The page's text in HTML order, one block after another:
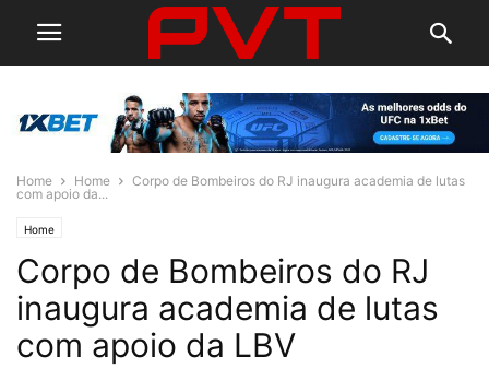
Home Home
Corpo de Bombeiros do RJ inaugura academia de lutas
com apoio da...
Home
Corpo de Bombeiros do RJ
inaugura academia de lutas
com apoio da LBV